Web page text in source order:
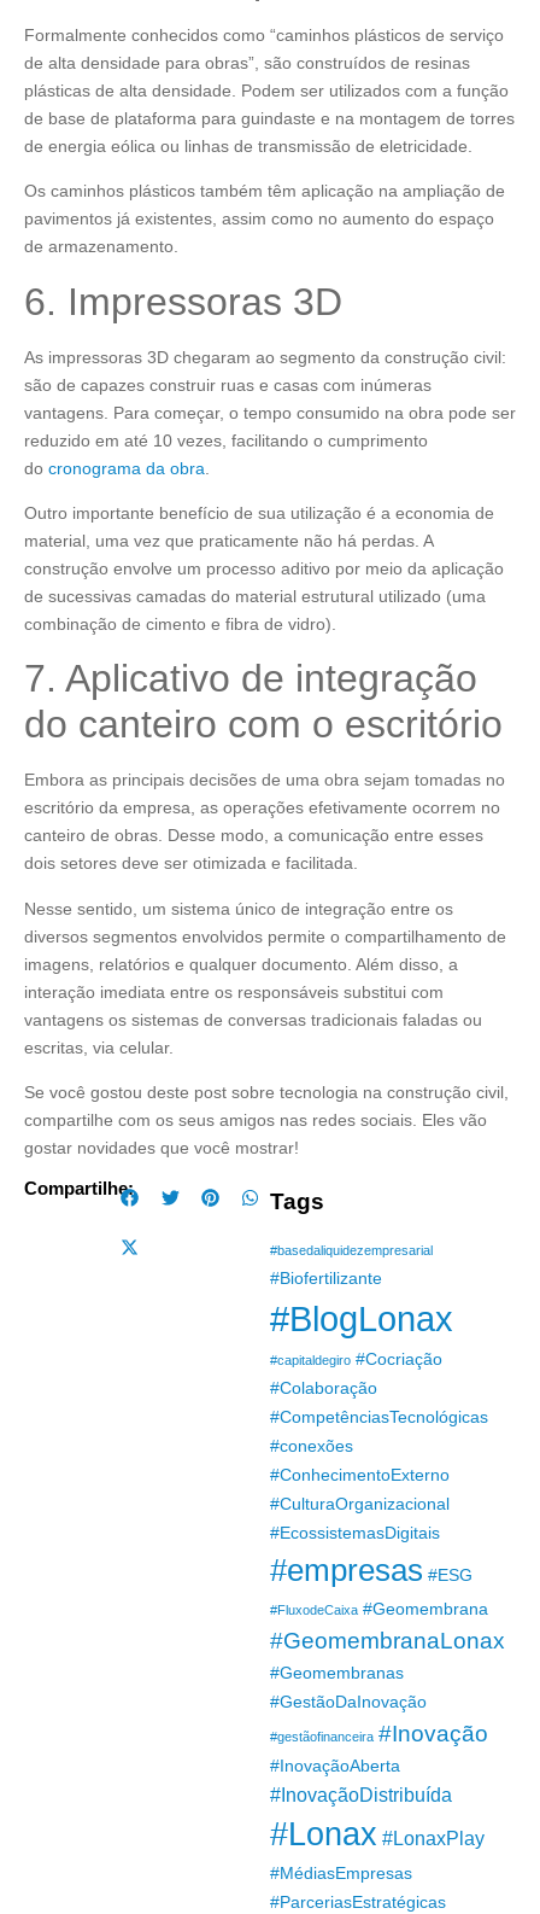
Formalmente conhecidos como “caminhos plásticos de serviço
de alta densidade para obras”, são construídos de resinas
plásticas de alta densidade. Podem ser utilizados com a função
de base de plataforma para guindaste e na montagem de torres
de energia eólica ou linhas de transmissão de eletricidade.
Os caminhos plásticos também têm aplicação na ampliação de
pavimentos já existentes, assim como no aumento do espaço
de armazenamento.
6. Impressoras 3D
As impressoras 3D chegaram ao segmento da construção civil:
são de capazes construir ruas e casas com inúmeras
vantagens. Para começar, o tempo consumido na obra pode ser
reduzido em até 10 vezes, facilitando o cumprimento
do cronograma da obra
Outro importante benefício de sua utilização é a economia de
material, uma vez que praticamente não há perdas. A
construção envolve um processo aditivo por meio da aplicação
de sucessivas camadas do material estrutural utilizado (uma
combinação de cimento e fibra de vidro).
7. Aplicativo de integração
do canteiro com o escritório
Embora as principais decisões de uma obra sejam tomadas no
escritório da empresa, as operações efetivamente ocorrem no
canteiro de obras. Desse modo, a comunicação entre esses
dois setores deve ser otimizada e facilitada.
Nesse sentido, um sistema único de integração entre os
diversos segmentos envolvidos permite o compartilhamento de
imagens, relatórios e qualquer documento. Além disso, a
interação imediata entre os responsáveis substitui com
vantagens os sistemas de conversas tradicionais faladas ou
escritas, via celular.
Se você gostou deste post sobre tecnologia na construção civil,
compartilhe com os seus amigos nas redes sociais. Eles vão
gostar novidades que você mostrar!
Compartilhe:
Tags
#basedaliquidezempresarial
#Biofertilizante
#BlogLonax
#capitaldegiro #Cocriação
#Colaboração
#CompetênciasTecnológicas
#conexões
#ConhecimentoExterno
#CulturaOrganizacional
#EcossistemasDigitais
#empresas #ESG
#FluxodeCaixa #Geomembrana
#GeomembranaLonax
#Geomembranas
#GestãoDaInovação
#gestãofinanceira #Inovação
#InovaçãoAberta
#InovaçãoDistribuída
#Lonax #LonaxPlay
#MédiasEmpresas
#ParceriasEstratégicas